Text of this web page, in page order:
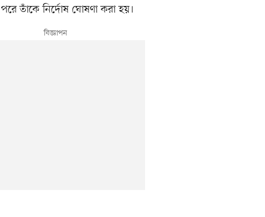
তাঁকে নির্দোষ ঘোষণা করা হয়।